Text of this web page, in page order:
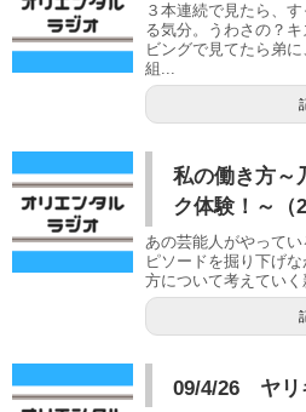
３本連続で見たら、
る気分。うわさの？
ビングで見てたら弟
組...
私の働き方～
ク体験！～（
あの芸能人がやって
ピソードを掘り下げ
方について考えていく
09/4/26 ヤリ